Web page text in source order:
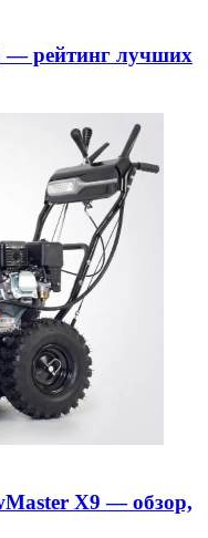
— рейтинг лучших
X9 — обзор,